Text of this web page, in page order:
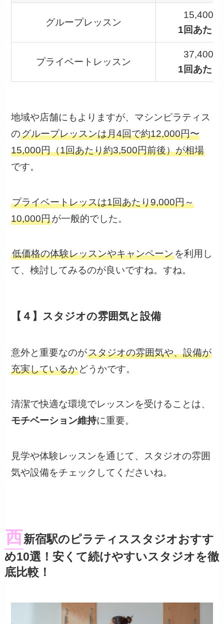
グループレッスン
15,400
1回あた
プライベートレッスン
37,400
1回あた
地域や店舗にもよりますが、マシンピラティス
のグループレッスンは月4回で約12,000円〜
15,000円（1回あたり約3,500円前後）が相場
です。
プライベートレッスは1回あたり9,000円～
10,000円が一般的でした。
低価格の体験レッスンやキャンペーンを利用し
て、検討してみるのが良いですね。すね。
【４】スタジオの雰囲気と設備
意外と重要なのがスタジオの雰囲気や、設備が
充実しているか どうかです。
清潔で快適な環境でレッスンを受けることは、
モチベーション維持に重要。
見学や体験レッスンを通じて、スタジオの雰囲
気や設備をチェックしてくださいね。
西新宿駅のピラティススタジオおすす
め10選！安くて続けやすいスタジオを徹
底比較！